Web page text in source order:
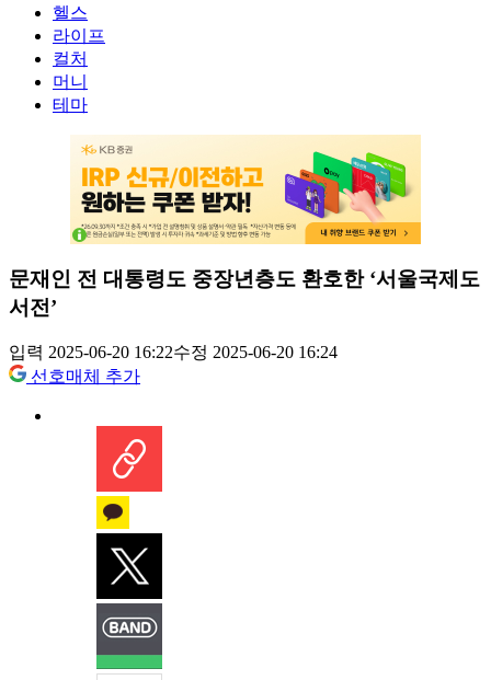
헬스
라이프
컬처
머니
테마
문재인 전 대통령도 중장년층도 환호한 ‘서울국제도
서전’
입력 2025-06-20 16:22수정 2025-06-20 16:24
선호매체 추가